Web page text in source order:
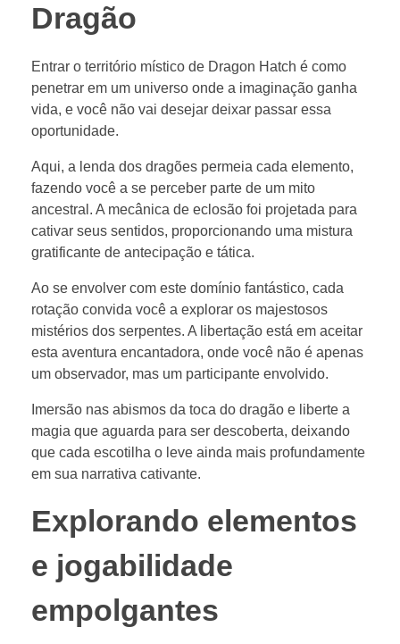
Dragão
Entrar o território místico de Dragon Hatch é como
penetrar em um universo onde a imaginação ganha
vida, e você não vai desejar deixar passar essa
oportunidade.
Aqui, a lenda dos dragões permeia cada elemento,
fazendo você a se perceber parte de um mito
ancestral. A mecânica de eclosão foi projetada para
cativar seus sentidos, proporcionando uma mistura
gratificante de antecipação e tática.
Ao se envolver com este domínio fantástico, cada
rotação convida você a explorar os majestosos
mistérios dos serpentes. A libertação está em aceitar
esta aventura encantadora, onde você não é apenas
um observador, mas um participante envolvido.
Imersão nas abismos da toca do dragão e liberte a
magia que aguarda para ser descoberta, deixando
que cada escotilha o leve ainda mais profundamente
em sua narrativa cativante.
Explorando elementos
e jogabilidade
empolgantes